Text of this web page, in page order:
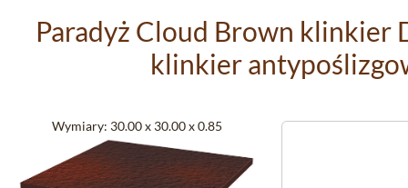
Paradyż Cloud Brown klinkier
klinkier
Wymiary: 30.00 x 30.00 x 0.85